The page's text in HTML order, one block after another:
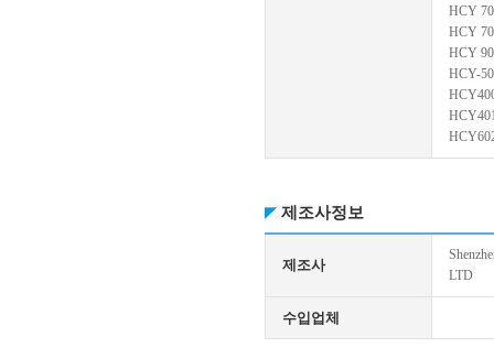
HCY
HCY
HCY
HCY-
제조사정보
제조사
LTD
수입업체